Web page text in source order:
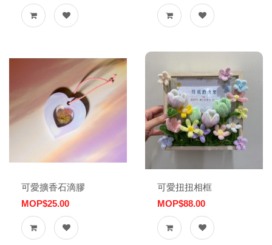
可愛擴香石滴膠
MOP$25.00
可愛扭扭相框
MOP$88.00